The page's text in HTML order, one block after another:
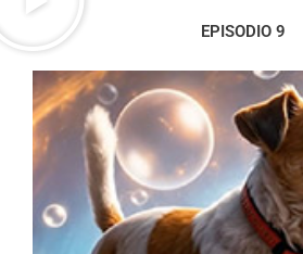
EPISODIO 9